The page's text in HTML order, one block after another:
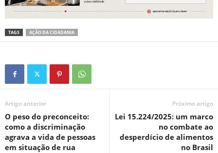
TAGS AÇÃO DA CIDADANIA
Artigo anterior
O peso do preconceito:
como a discriminação
agrava a vida de pessoas
em situação de rua
Próximo artigo
Lei 15.224/2025: um marco
no combate ao
desperdício de alimentos
no Brasil